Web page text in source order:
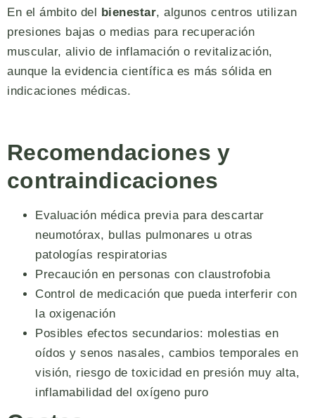
En el ámbito del bienestar, algunos centros utilizan
presiones bajas o medias para recuperación
muscular, alivio de inflamación o revitalización,
aunque la evidencia científica es más sólida en
indicaciones médicas.
Recomendaciones y
contraindicaciones
Evaluación médica previa para descartar
neumotórax, bullas pulmonares u otras
patologías respiratorias
Precaución en personas con claustrofobia
Control de medicación que pueda interferir con
la oxigenación
Posibles efectos secundarios: molestias en
oídos y senos nasales, cambios temporales en
visión, riesgo de toxicidad en presión muy alta,
inflamabilidad del oxígeno puro